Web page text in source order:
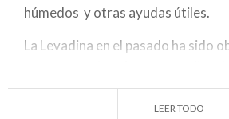
húmedos y otras ayudas útiles.
La Levadina en el pasado ha sido
situ por la Provincia de Milán,
Ricoh Italia, que facilitó laLEER TODO